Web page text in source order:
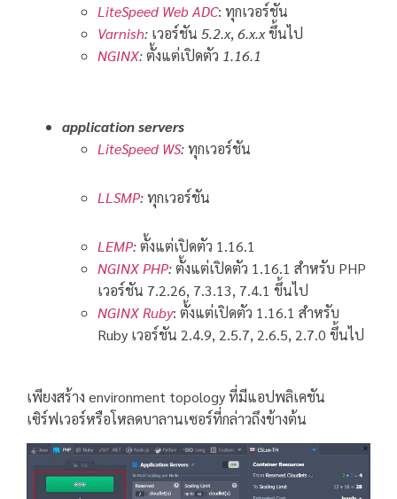
LiteSpeed Web ADC: ทุกเวอร์ชัน
Varnish: เวอร์ชัน 5.2.x, 6.x.xขึ้นไป
NGINX:ตั้งแต่เปิดตัว 1.16.1
application servers
LiteSpeed WS:ทุกเวอร์ชัน
LLSMP:ทุกเวอร์ชัน
LEMP:ตั้งแต่เปิดตัว 1.16.1
NGINX PHP:ตั้งแต่เปิดตัว 1.16.1 สำหรับ PHP
เวอร์ชัน 7.2.26, 7.3.13, 7.4.1 ขึ้นไป
NGINX Ruby: ตั้งแต่เปิดตัว 1.16.1 สำหรับ
Ruby เวอร์ชัน 2.4.9, 2.5.7, 2.6.5, 2.7.0 ขึ้นไป
เพียงสร้าง environment topology ที่มีแอปพลิเคชัน
เซิร์ฟเวอร์หรือโหลดบาลานเซอร์ที่กล่าวถึงข้างต้น